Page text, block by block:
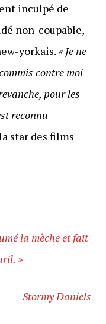
inculpé de
non-coupable,
yorkais. « Je ne
contre moi
pour les
reconnu
star des films
la mèche et fait
»
Stormy Daniels